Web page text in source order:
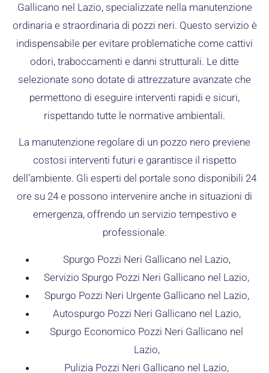
Gallicano nel Lazio, specializzate nella manutenzione
ordinaria e straordinaria di pozzi neri. Questo servizio è
indispensabile per evitare problematiche come cattivi
odori, traboccamenti e danni strutturali. Le ditte
selezionate sono dotate di attrezzature avanzate che
permettono di eseguire interventi rapidi e sicuri,
rispettando tutte le normative ambientali.
La manutenzione regolare di un pozzo nero previene
costosi interventi futuri e garantisce il rispetto
dell’ambiente. Gli esperti del portale sono disponibili 24
ore su 24 e possono intervenire anche in situazioni di
emergenza, offrendo un servizio tempestivo e
professionale.
Spurgo Pozzi Neri Gallicano nel Lazio,
Servizio Spurgo Pozzi Neri Gallicano nel Lazio,
Spurgo Pozzi Neri Urgente Gallicano nel Lazio,
Autospurgo Pozzi Neri Gallicano nel Lazio,
Spurgo Economico Pozzi Neri Gallicano nel
Lazio,
Pulizia Pozzi Neri Gallicano nel Lazio,